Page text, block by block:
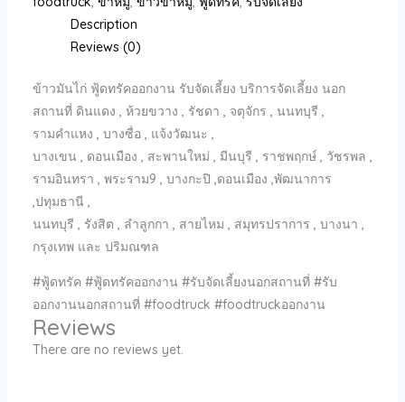
Description
Reviews (0)
ข้าวมันไก่ ฟู้ดทรัคออกงาน รับจัดเลี้ยง บริการจัดเลี้ยง นอก
สถานที่ ดินแดง , ห้วยขวาง , รัชดา , จตุจักร , นนทบุรี ,
รามคำแหง , บางซื่อ , แจ้งวัฒนะ ,
บางเขน , ดอนเมือง , สะพานใหม่ , มีนบุรี , ราชพฤกษ์ , วัชรพล ,
รามอินทรา , พระราม9 , บางกะปิ ,ดอนเมือง ,พัฒนาการ
,ปทุมธานี ,
นนทบุรี , รังสิต , ลำลูกกา , สายไหม , สมุทรปราการ , บางนา ,
กรุงเทพ และ ปริมณฑล
#ฟู้ดทรัค #ฟู้ดทรัคออกงาน #รับจัดเลี้ยงนอกสถานที่ #รับ
ออกงานนอกสถานที่ #foodtruck #foodtruckออกงาน
Reviews
There are no reviews yet.